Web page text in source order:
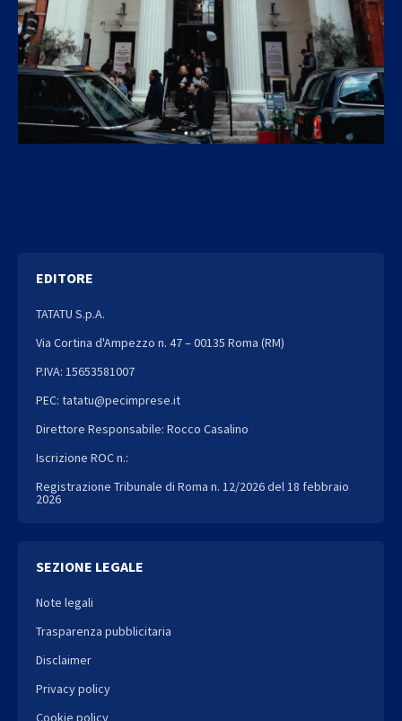
EDITORE
TATATU S.p.A.
Via Cortina d'Ampezzo n. 47 – 00135 Roma (RM)
P.IVA: 15653581007
PEC: tatatu@pecimprese.it
Direttore Responsabile: Rocco Casalino
Iscrizione ROC n.:
Registrazione Tribunale di Roma n. 12/2026 del 18 febbraio
2026
SEZIONE LEGALE
Note legali
Trasparenza pubblicitaria
Disclaimer
Privacy policy
Cookie policy